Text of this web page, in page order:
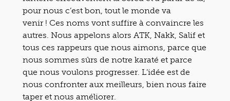
pour nous c’est bon, tout le monde va
venir ! Ces noms vont suffire à convaincre les
autres. Nous appelons alors ATK, Nakk, Salif et
tous ces rappeurs que nous aimons, parce que
nous sommes sûrs de notre karaté et parce
que nous voulons progresser. L’idée est de
nous confronter aux meilleurs, bien nous faire
taper et nous améliorer.